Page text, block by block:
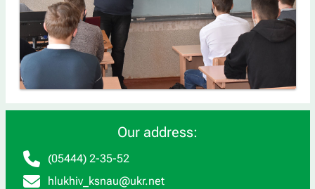
Our address:
(05444) 2-35-52
hlukhiv_ksnau@ukr.net